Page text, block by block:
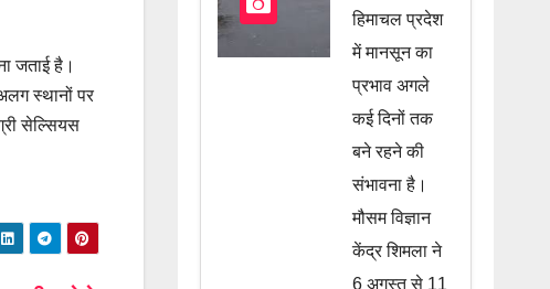
जताई है।
स्थानों पर
सेल्सियस
पर मंडरा रहा
खतरा, जानें
पूरी खबर
हिमाचल प्रदेश
में मानसून का
प्रभाव अगले
कई दिनों तक
बने रहने की
संभावना है।
मौसम विज्ञान
केंद्र शिमला ने
6 अगस्त से 11